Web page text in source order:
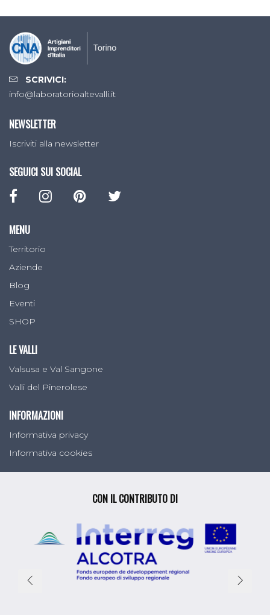
SCRIVICI:
info@laboratorioaltevalli.it
NEWSLETTER
Iscriviti alla newsletter
SEGUICI SUI SOCIAL
MENU
Territorio
Aziende
Blog
Eventi
SHOP
LE VALLI
Valsusa e Val Sangone
Valli del Pinerolese
INFORMAZIONI
Informativa privacy
Informativa cookies
CON IL CONTRIBUTO DI